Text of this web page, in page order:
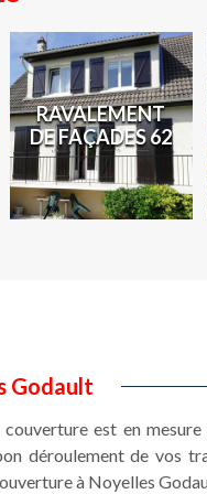
TOITURE 62
Godault
est en
déroulement de vos
à Noyelles